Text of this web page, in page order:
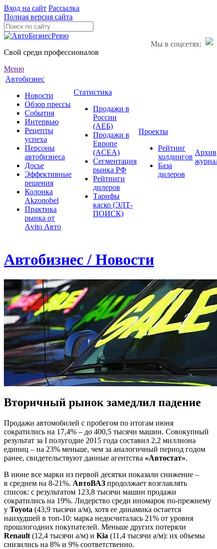
Вход на сайт Рассылка
Полная версия сайта
Мы в соцсетях:
Свой среди профессионалов
Меню
Автобизнес
Новости
Обзор прессы
События
Интервью
Рецепты
успеха
Персоны
автобизнеса
Досье
Эффективные
решения
Колонка
Akzonobel
Практика
рынка от
Аvito Авто
Статистика
Продажи в
России
(АЕБ)
Продажи в
Европе
(ACEA)
Сегментация
рынка РФ
Рейтинги
дилеров
Тарифы
каско (ЭЛТ-
ПОИСК)
Проекты
Рейтинг
холдингов
База
дилеров
Архив
Автобизнес / Новости
Вторичный рынок замедлил падение
Продажи автомобилей с пробегом по итогам июня
сократились на 17,4% – до 400,5 тысячи машин. Совокупный
результат за I полугодие 2015 года составил 2,2 миллиона
единиц – на 23% меньше, чем за аналогичный период годом
ранее, свидетельствуют данные агентства «Автостат».
В июне все марки из первой десятки показали снижение –
в среднем на 8-21%. АвтоВАЗ продолжает возглавлять
список: с результатом 123,8 тысячи машин продажи
сократились на 19%. Лидерство среди иномарок по-прежнему
у Toyota (43,9 тысячи а/м), хотя ее динамика остается
наихудшей в топ-10: марка недосчиталась 21% от уровня
прошлогодних покупателей. Меньше других потеряли
Renault (12,4 тысячи а/м) и Kia (11,4 тысячи а/м): их объемы
снизились на 8% и 9% соответственно.